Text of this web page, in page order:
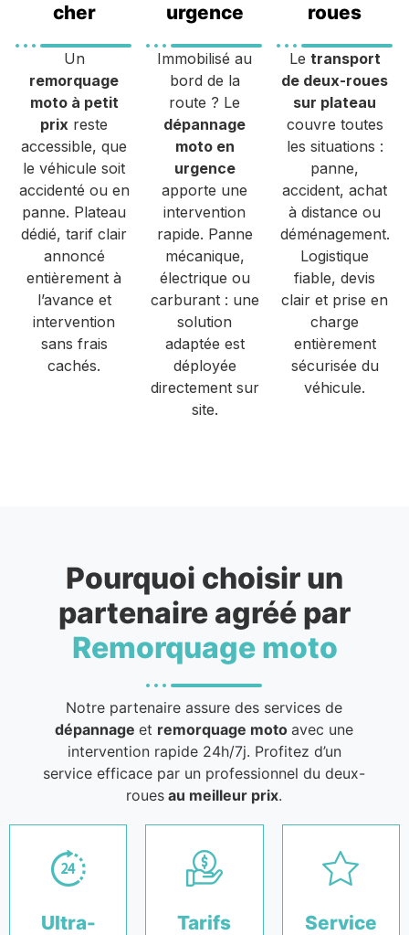
cher
Un
remorquage
moto à petit
prix reste
accessible, que
le véhicule soit
accidenté ou en
panne. Plateau
dédié, tarif clair
annoncé
entièrement à
l’avance et
intervention
sans frais
cachés.
urgence
Immobilisé au
bord de la
route ? Le
dépannage
moto en
urgence
apporte une
intervention
rapide. Panne
mécanique,
électrique ou
carburant : une
solution
adaptée est
déployée
directement sur
site.
roues
Le transport
de deux-roues
sur plateau
couvre toutes
les situations :
panne,
accident, achat
à distance ou
déménagement.
Logistique
fiable, devis
clair et prise en
charge
entièrement
sécurisée du
véhicule.
Pourquoi choisir un
partenaire agréé par
Remorquage moto
Notre partenaire assure des services de
dépannageet remorquage motoavec une
intervention rapide 24h/7j. Profitez d’un
service efficace par un professionnel du deux-
roues au meilleur prix.
Ultra-
Tarifs
Service